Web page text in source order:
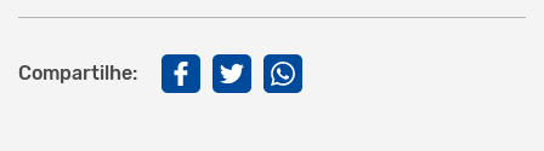
Compartilhe: